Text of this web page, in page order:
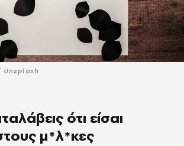
ότι είσαι
μ*λ*κες